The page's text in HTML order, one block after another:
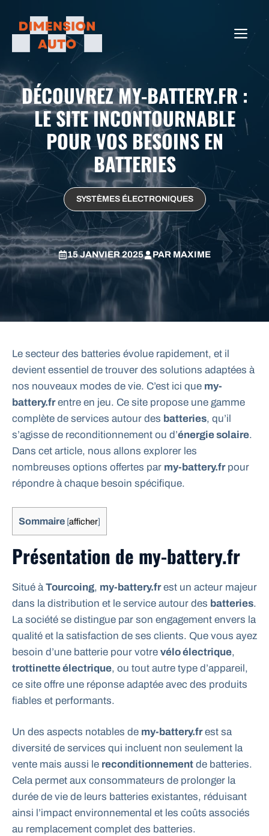
DÉCOUVREZ MY-BATTERY.FR :
LE SITE INCONTOURNABLE
POUR VOS BESOINS EN
BATTERIES
SYSTÈMES ÉLECTRONIQUES
15 JANVIER 2025 PAR MAXIME
Le secteur des batteries évolue rapidement, et il
devient essentiel de trouver des solutions adaptées à
nos nouveaux modes de vie. C’est ici que my-
battery.frentre en jeu. Ce site propose une gamme
complète de services autour des batteries, qu’il
s’agisse de reconditionnement ou d’énergie solaire.
Dans cet article, nous allons explorer les
nombreuses options offertes par my-battery.frpour
répondre à chaque besoin spécifique.
Sommaire [afficher]
Présentation de my-battery.fr
Situé à Tourcoing, my-battery.frest un acteur majeur
dans la distribution et le service autour des batteries.
La société se distingue par son engagement envers la
qualité et la satisfaction de ses clients. Que vous ayez
besoin d’une batterie pour votre vélo électrique,
trottinette électrique, ou tout autre type d’appareil,
ce site offre une réponse adaptée avec des produits
fiables et performants.
Un des aspects notables de my-battery.frest sa
diversité de services qui incluent non seulement la
vente mais aussi le reconditionnement de batteries.
Cela permet aux consommateurs de prolonger la
durée de vie de leurs batteries existantes, réduisant
ainsi l’impact environnemental et les coûts associés
au remplacement complet des batteries.